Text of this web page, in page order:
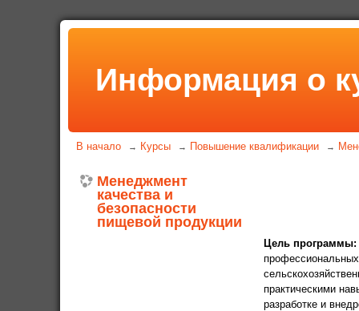
Информация о
В начало → Курсы → Повышение квалификации →
Менеджмент
качества и
безопасности
пищевой продукции
Цель программы:
практическими
разработке и